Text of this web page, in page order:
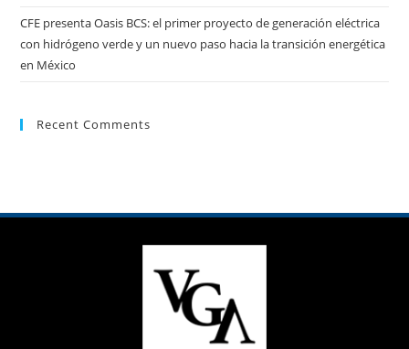
CFE presenta Oasis BCS: el primer proyecto de generación eléctrica
con hidrógeno verde y un nuevo paso hacia la transición energética
en México
Recent Comments